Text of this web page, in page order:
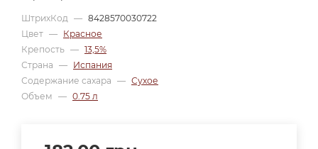
ШтрихКод — 8428570030722
Цвет — Красное
Крепость — 13,5%
Страна — Испания
Содержание сахара — Сухое
Объем — 0.75 л